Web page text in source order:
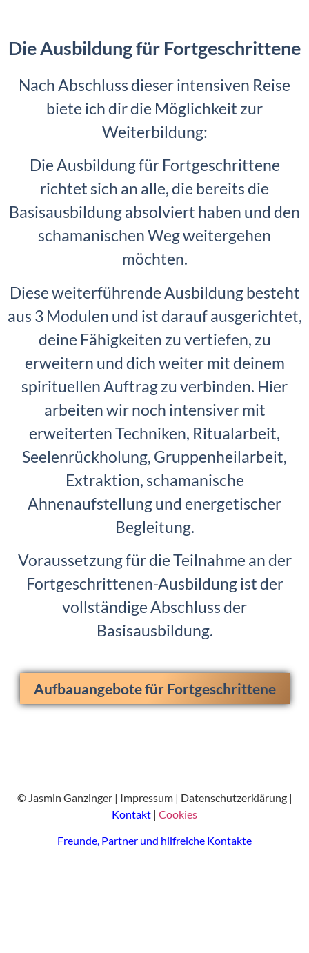
Die Ausbildung für Fortgeschrittene
Nach Abschluss dieser intensiven Reise
biete ich dir die Möglichkeit zur
Weiterbildung:
Die Ausbildung für Fortgeschrittene
richtet sich an alle, die bereits die
Basisausbildung absolviert haben und den
schamanischen Weg weitergehen
möchten.
Diese weiterführende Ausbildung besteht
aus 3 Modulen und ist darauf ausgerichtet,
deine Fähigkeiten zu vertiefen, zu
erweitern und dich weiter mit deinem
spirituellen Auftrag zu verbinden. Hier
arbeiten wir noch intensiver mit
erweiterten Techniken, Ritualarbeit,
Seelenrückholung, Gruppenheilarbeit,
Extraktion, schamanische
Ahnenaufstellung und energetischer
Begleitung.
Voraussetzung für die Teilnahme an der
Fortgeschrittenen-Ausbildung ist der
vollständige Abschluss der
Basisausbildung.
Aufbauangebote für Fortgeschrittene
© Jasmin Ganzinger | Impressum | Datenschutzerklärung |
Kontakt | Cookies
Freunde, Partner und hilfreiche Kontakte